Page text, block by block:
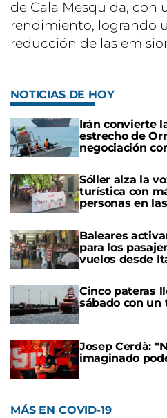
de Cala Mesquida, con
rendimiento, logrando
reducción de las
NOTICIAS DE HOY
Irán convierte
estrecho de
negociación
Sóller alza la
turística con
personas en
Baleares
para los
vuelos desde
Cinco pateras
sábado con
Josep Cerdà:
imaginado
MÁS EN COVID-19